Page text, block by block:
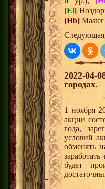
[El]
[Hb]
Следующая
2022-04-
городах.
1 ноября
акции
года,
условий
обменять
будет